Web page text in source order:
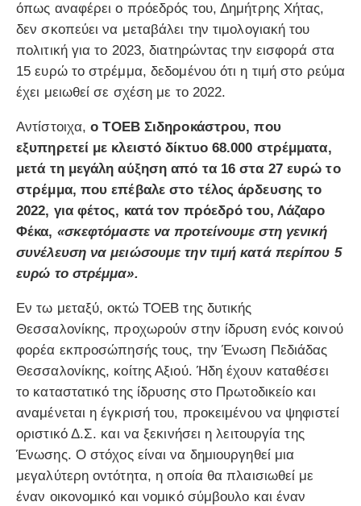
όπως αναφέρει ο πρόεδρός του, Δημήτρης Χήτας,
δεν σκοπεύει να μεταβάλει την τιμολογιακή του
πολιτική για το 2023, διατηρώντας την εισφορά στα
15 ευρώ το στρέμμα, δεδομένου ότι η τιμή στο ρεύμα
έχει μειωθεί σε σχέση με το 2022.
Αντίστοιχα,ο ΤΟΕΒ Σιδηροκάστρου, που
εξυπηρετεί με κλειστό δίκτυο 68.000 στρέμματα,
μετά τη μεγάλη αύξηση από τα 16 στα 27 ευρώ το
στρέμμα, που επέβαλε στο τέλος άρδευσης το
2022, για φέτος, κατά τον πρόεδρό του, Λάζαρο
Φέκα, «σκεφτόμαστε να προτείνουμε στη γενική
συνέλευση να μειώσουμε την τιμή κατά περίπου 5
ευρώ το στρέμμα».
Εν τω μεταξύ, οκτώ ΤΟΕΒ της δυτικής
Θεσσαλονίκης, προχωρούν στην ίδρυση ενός κοινού
φορέα εκπροσώπησής τους, την Ένωση Πεδιάδας
Θεσσαλονίκης, κοίτης Αξιού. Ήδη έχουν καταθέσει
το καταστατικό της ίδρυσης στο Πρωτοδικείο και
αναμένεται η έγκρισή του, προκειμένου να ψηφιστεί
οριστικό Δ.Σ. και να ξεκινήσει η λειτουργία της
Ένωσης. Ο στόχος είναι να δημιουργηθεί μια
μεγαλύτερη οντότητα, η οποία θα πλαισιωθεί με
έναν οικονομικό και νομικό σύμβουλο και έναν